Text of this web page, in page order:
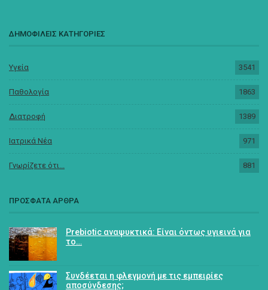
ΔΗΜΟΦΙΛΕΙΣ ΚΑΤΗΓΟΡΙΕΣ
Υγεία 3541
Παθολογία 1863
Διατροφή 1389
Ιατρικά Νέα 971
Γνωρίζετε ότι... 881
ΠΡΟΣΦΑΤΑ ΑΡΘΡΑ
Prebiotic αναψυκτικά: Είναι όντως υγιεινά για
το…
Συνδέεται η φλεγμονή με τις εμπειρίες
αποσύνδεσης;